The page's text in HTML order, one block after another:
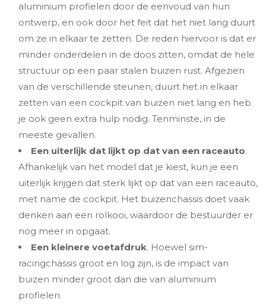
aluminium profielen door de eenvoud van hun
ontwerp, en ook door het feit dat het niet lang duurt
om ze in elkaar te zetten. De reden hiervoor is dat er
minder onderdelen in de doos zitten, omdat de hele
structuur op een paar stalen buizen rust. Afgezien
van de verschillende steunen, duurt het in elkaar
zetten van een cockpit van buizen niet lang en heb
je ook geen extra hulp nodig. Tenminste, in de
meeste gevallen.
Een uiterlijk dat lijkt op dat van een raceauto.
Afhankelijk van het model dat je kiest, kun je een
uiterlijk krijgen dat sterk lijkt op dat van een raceauto,
met name de cockpit. Het buizenchassis doet vaak
denken aan een rolkooi, waardoor de bestuurder er
nog meer in opgaat.
Een kleinere voetafdruk. Hoewel sim-
racingchassis groot en log zijn, is de impact van
buizen minder groot dan die van aluminium
profielen.